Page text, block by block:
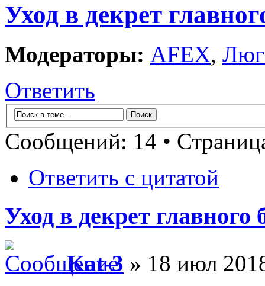
Уход в декрет
Модераторы: AFEX,
Ответить
Сообщений: 14 •
Ответить с цитатой
Уход в декрет главного
Kat-3 » 18 июл